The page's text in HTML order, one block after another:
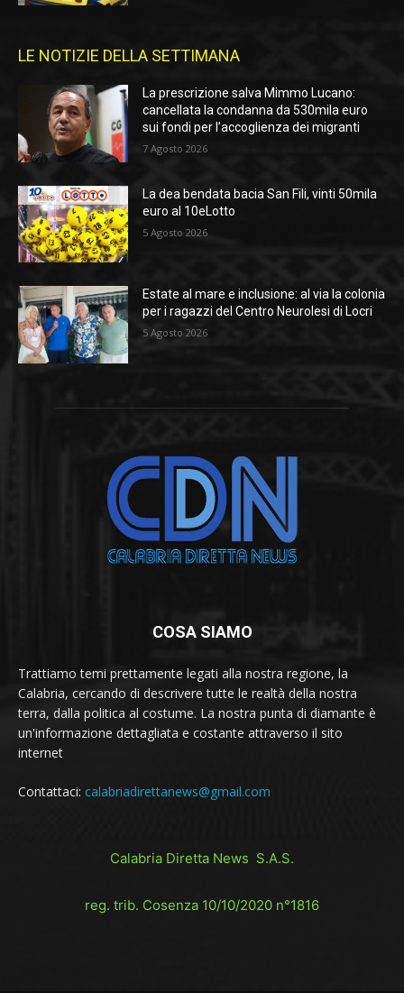
LE NOTIZIE DELLA SETTIMANA
La prescrizione salva Mimmo Lucano:
cancellata la condanna da 530mila euro
sui fondi per l’accoglienza dei migranti
7 Agosto 2026
La dea bendata bacia San Fili, vinti 50mila
euro al 10eLotto
5 Agosto 2026
Estate al mare e inclusione: al via la colonia
per i ragazzi del Centro Neurolesi di Locri
5 Agosto 2026
COSA SIAMO
Trattiamo temi prettamente legati alla nostra regione, la
Calabria, cercando di descrivere tutte le realtà della nostra
terra, dalla politica al costume. La nostra punta di diamante è
un'informazione dettagliata e costante attraverso il sito
internet
Contattaci: calabriadirettanews@gmail.com
Calabria Diretta News S.A.S.
reg. trib. Cosenza 10/10/2020 n°1816